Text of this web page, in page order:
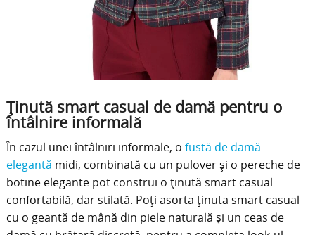
Ținută smart casual de damă pentru o
întâlnire informală
În cazul unei întâlniri informale, o fustă de damă
elegantă midi, combinată cu un pulover și o pereche de
botine elegante pot construi o ținută smart casual
confortabilă, dar stilată. Poți asorta ținuta smart casual
cu o geantă de mână din piele naturală și un ceas de